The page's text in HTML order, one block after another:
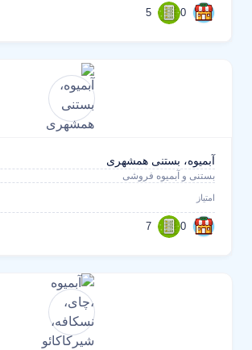
0
5
آبمیوه، بستنی همشهری
بستنی و آبمیوه فروشی
امتیاز
0
7